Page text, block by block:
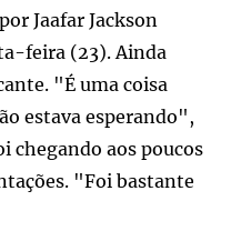
Jaafar Jackson
feira (23). Ainda
"É uma coisa
estava esperando",
chegando aos poucos
"Foi bastante